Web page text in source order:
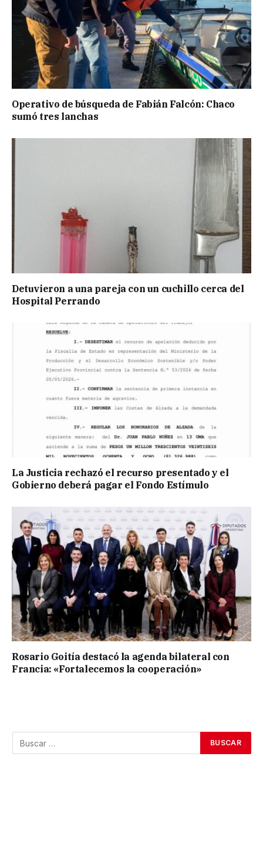
Operativo de búsqueda de Fabián Falcón: Chaco
sumó tres lanchas
Detuvieron a una pareja con un cuchillo cerca del
Hospital Perrando
La Justicia rechazó el recurso presentado y el
Gobierno deberá pagar el Fondo Estímulo
Rosario Goitía destacó la agenda bilateral con
Francia: «Fortalecemos la cooperación»